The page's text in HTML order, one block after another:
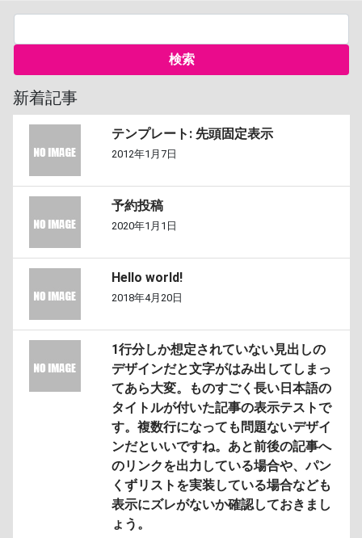
新着記事
テンプレート: 先頭固定表示
2012年1月7日
予約投稿
2020年1月1日
Hello world!
2018年4月20日
1行分しか想定されていない見出しの
デザインだと文字がはみ出してしまっ
てあら大変。ものすごく長い日本語の
タイトルが付いた記事の表示テストで
す。複数行になっても問題ないデザイ
ンだといいですね。あと前後の記事へ
のリンクを出力している場合や、パン
くずリストを実装している場合なども
表示にズレがないか確認しておきまし
ょう。